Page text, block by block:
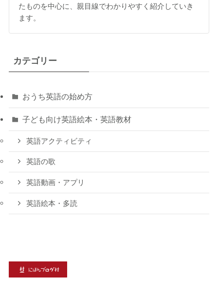
たものを中心に、親目線でわかりやすく紹介していき
ます。
カテゴリー
おうち英語の始め方
子ども向け英語絵本・英語教材
英語アクティビティ
英語の歌
英語動画・アプリ
英語絵本・多読